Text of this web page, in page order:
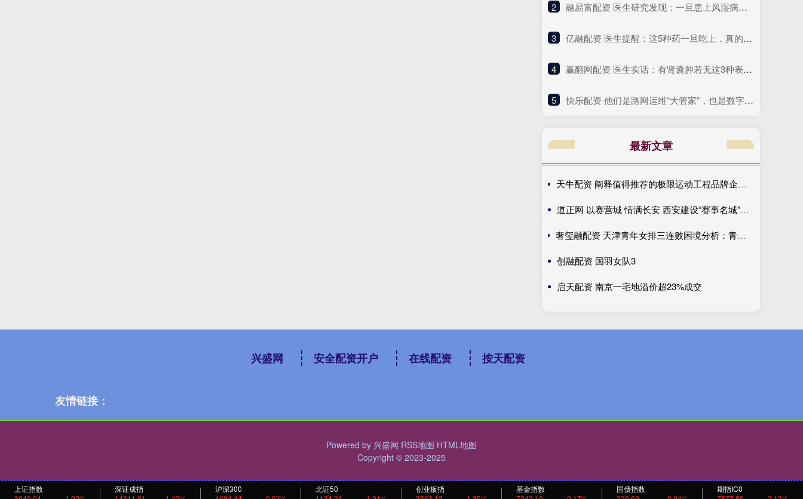
2 ​融易富配资 医生研究发现：一旦患上风湿病，这3件事就别做了，别害了自己！
3 ​亿融配资 医生提醒：这5种药一旦吃上，真的不能随便停！突然停服风险大
4 ​赢翻网配资 医生实话：有肾囊肿若无这3种表现，可以安心，恶变风险很小
5 ​快乐配资 他们是路网运维“大管家”，也是数字化转型“先行者”｜奋勇争先实干家
最新文章
天牛配资 阐释值得推荐的极限运动工程品牌企业优势，给你清晰认知
道正网 以赛营城 情满长安 西安建设“赛事名城”再上台阶
奢玺融配资 天津青年女排三连败困境分析：青训衰退与教练能力不足双重挑战
创融配资 国羽女队3
启天配资 南京一宅地溢价超23%成交
上证指数
深证成指
沪深300
北证50
创业板指
基金指数
国债指数
期指IC0
兴盛网 安全配资开户 在线配资 按天配资
友情链接：
Powered by 兴盛网 RSS地图 HTML地图
Copyright © 2023-2025